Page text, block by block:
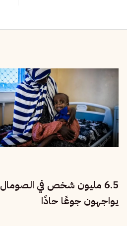
6.5 مليون شخص في الصومال
يواجهون جوعًا حادًا